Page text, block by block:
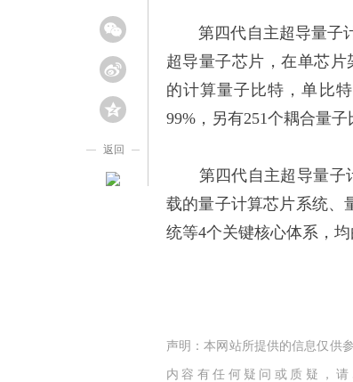
返回
第四代自主超导量子计
超导量子芯片，在单芯
的计算量子比特，单比
99%，另有251个耦合量子
第四代自主超导量子计
载的量子计算芯片系统、
统等4个关键核心体系，
声明：本网站所提供的信息仅供
内容有任何疑问或质疑，